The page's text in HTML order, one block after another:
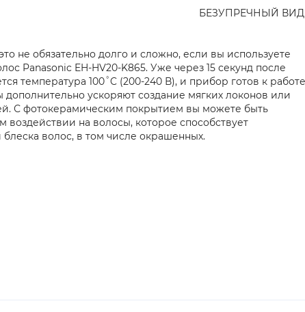
БЕЗУПРЕЧНЫЙ
не обязательно долго и сложно, если вы используете
Panasonic EH-HV20-K865. Уже через 15 секунд после
температура 100˚C (200-240 В), и прибор готов к
ускоряют создание мягких локонов или
С фотокерамическим покрытием вы можете быть
на волосы, которое способствует
волос, в том числе окрашенных.